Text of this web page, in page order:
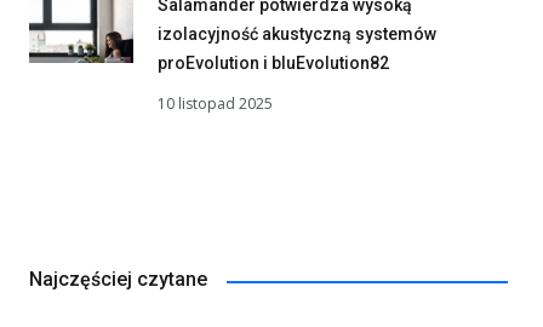
Salamander potwierdza wysoką
izolacyjność akustyczną systemów
proEvolution i bluEvolution82
10 listopad 2025
Najczęściej czytane